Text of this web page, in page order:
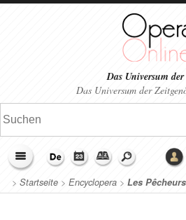
Das Universum
Das Universum der
> Startseite > Encyclopera > Les
(2025)